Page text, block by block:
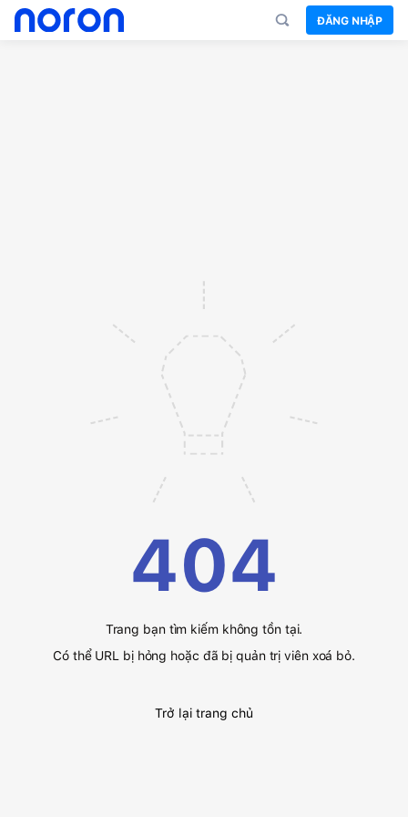
ĐĂNG NHẬP
404
Trang bạn tìm kiếm không tồn tại.
Có thể URL bị hỏng hoặc đã bị quản trị viên xoá bỏ.
Trở lại trang chủ